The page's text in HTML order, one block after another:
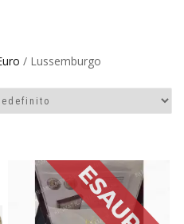
/ Lussemburgo